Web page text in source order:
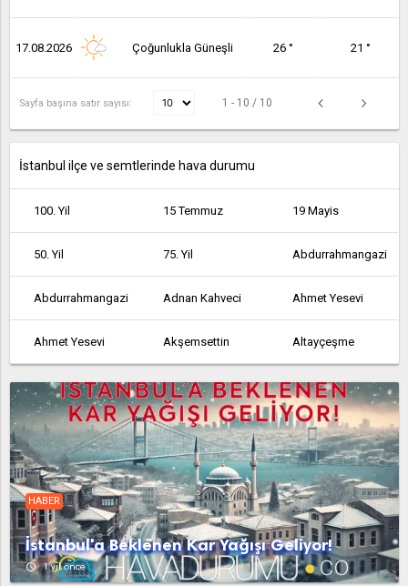
17.08.2026 Çoğunlukla Güneşli 26 ° 21 °
Sayfa başına satır sayısı: 1 - 10 / 10
İstanbul ilçe ve semtlerinde hava durumu
100. Yil 15 Temmuz 19 Mayis
50. Yil 75. Yil Abdurrahmangazi
Abdurrahmangazi Adnan Kahveci Ahmet Yesevi
Ahmet Yesevi Akşemsettin Altayçeşme
Altinşehir Altintepe Altintepsi
Ambarli Armağanevler Atakent
Atalar Atatürk Atatürk
Atatürk Avcılar Ayazağa
Aydinli Bağcılar Bağlarbaşi
HABER
İstanbul'a Beklenen Kar Yağışı Geliyor!
access_time 1 yıl önce